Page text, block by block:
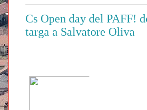
Cs Open day del PAFF!
targa a Salvatore Oliva